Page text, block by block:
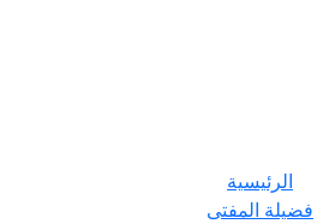
الرئيسية
فضيلة المفتى